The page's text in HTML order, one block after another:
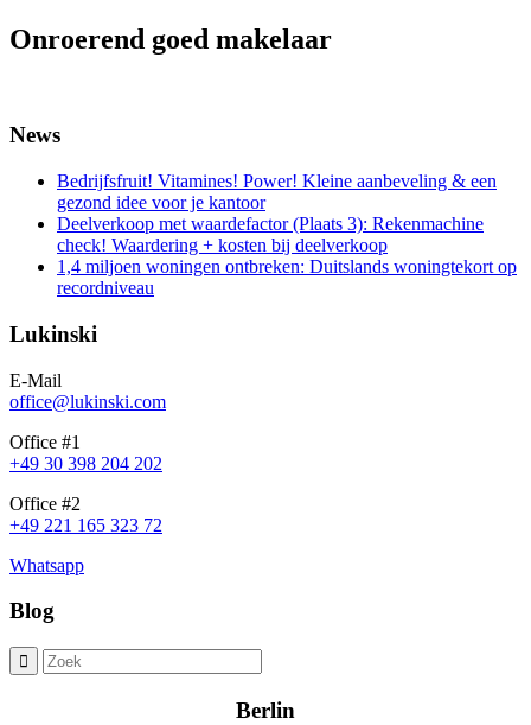
Onroerend goed makelaar
News
Bedrijfsfruit! Vitamines! Power! Kleine aanbeveling & een
gezond idee voor je kantoor
Deelverkoop met waardefactor (Plaats 3): Rekenmachine
check! Waardering + kosten bij deelverkoop
1,4 miljoen woningen ontbreken: Duitslands woningtekort op
recordniveau
Lukinski
E-Mail
office@lukinski.com
Office #1
+49 30 398 204 202
Office #2
+49 221 165 323 72
Whatsapp
Blog
Berlin